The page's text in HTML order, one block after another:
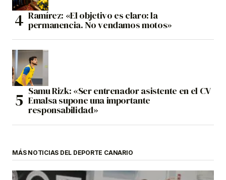
Ramírez: «El objetivo es claro: la
permanencia. No vendamos motos»
Samu Rizk: «Ser entrenador asistente en el CV
Emalsa supone una importante
responsabilidad»
MÁS NOTICIAS DEL DEPORTE CANARIO